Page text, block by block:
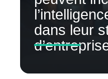
dans leur